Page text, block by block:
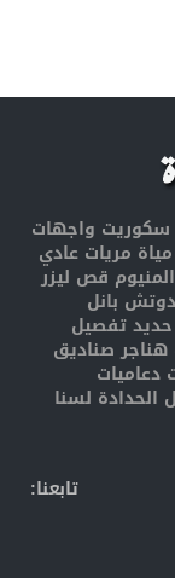
سكوريت واجهات
مريات عادي
قص ليزر
بانل
حديد تفصيل
صناديق
دعاميات
الحدادة لسنا
:تابعنا